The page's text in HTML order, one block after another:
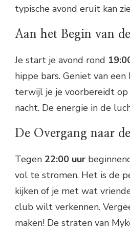
typische avond eruit kan
Aan het Begin van
Je start je avond rond
hippe bars. Geniet van
terwijl je je voorbereidt op
nacht. De energie in de
De Overgang naar
Tegen 22:00 uur
vol te stromen. Het is de
kijken of je met wat
club wilt verkennen.
maken! De straten van